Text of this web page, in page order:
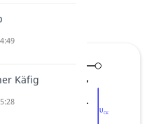
zeigen.
Käfig